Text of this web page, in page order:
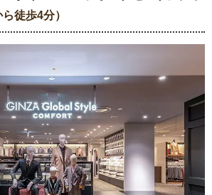
徒歩4分）